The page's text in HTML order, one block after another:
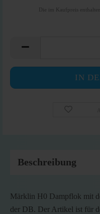
Die im Kaufpreis
Beschreibung
Märklin H0 Dampflok mit
der DB. Der Artikel ist für